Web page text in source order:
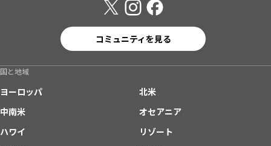
コミュニティを見る
国と地域
ヨーロッパ
北米
中南米
オセアニア
ハワイ
リゾート